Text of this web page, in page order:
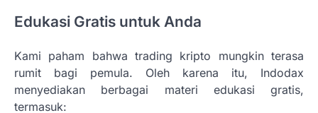
Edukasi Gratis untuk Anda
Kami paham bahwa trading kripto mungkin terasa
rumit bagi pemula. Oleh karena itu, Indodax
menyediakan berbagai materi edukasi gratis,
termasuk: